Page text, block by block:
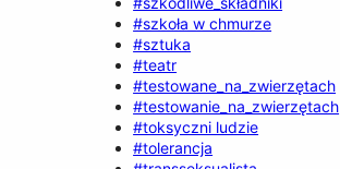
#szkoła w chmurze
#sztuka
#teatr
#testowane_na_zwierzętach
#testowanie_na_zwierzętach
#toksyczni ludzie
#tolerancja